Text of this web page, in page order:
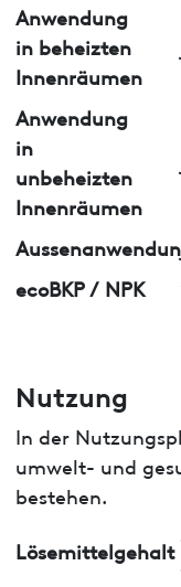
Anwendung
in beheizten
Innenräumen
Anwendung
in
unbeheizten
Innenräumen
ecoBKP / NPK
Nutzung
In der
umwelt- und
bestehen.
Lösemittelgehalt